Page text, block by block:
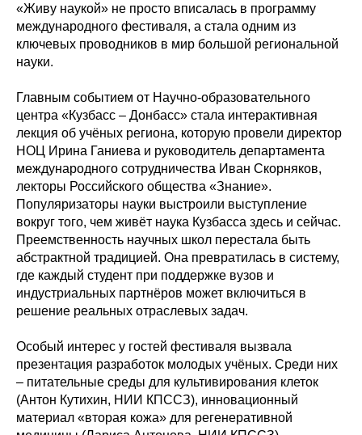
«Живу наукой» не просто вписалась в программу
международного фестиваля, а стала одним из
ключевых проводников в мир большой региональной
науки.
Главным событием от Научно-образовательного
центра «Кузбасс – Донбасс» стала интерактивная
лекция об учёных региона, которую провели директор
НОЦ Ирина Ганиева и руководитель департамента
международного сотрудничества Иван Скорняков,
лекторы Российского общества «Знание».
Популяризаторы науки выстроили выступление
вокруг того, чем живёт наука Кузбасса здесь и сейчас.
Преемственность научных школ перестала быть
абстрактной традицией. Она превратилась в систему,
где каждый студент при поддержке вузов и
индустриальных партнёров может включиться в
решение реальных отраслевых задач.
Особый интерес у гостей фестиваля вызвала
презентация разработок молодых учёных. Среди них
– питательные среды для культивирования клеток
(Антон Кутихин, НИИ КПССЗ), инновационный
материал «вторая кожа» для регенеративной